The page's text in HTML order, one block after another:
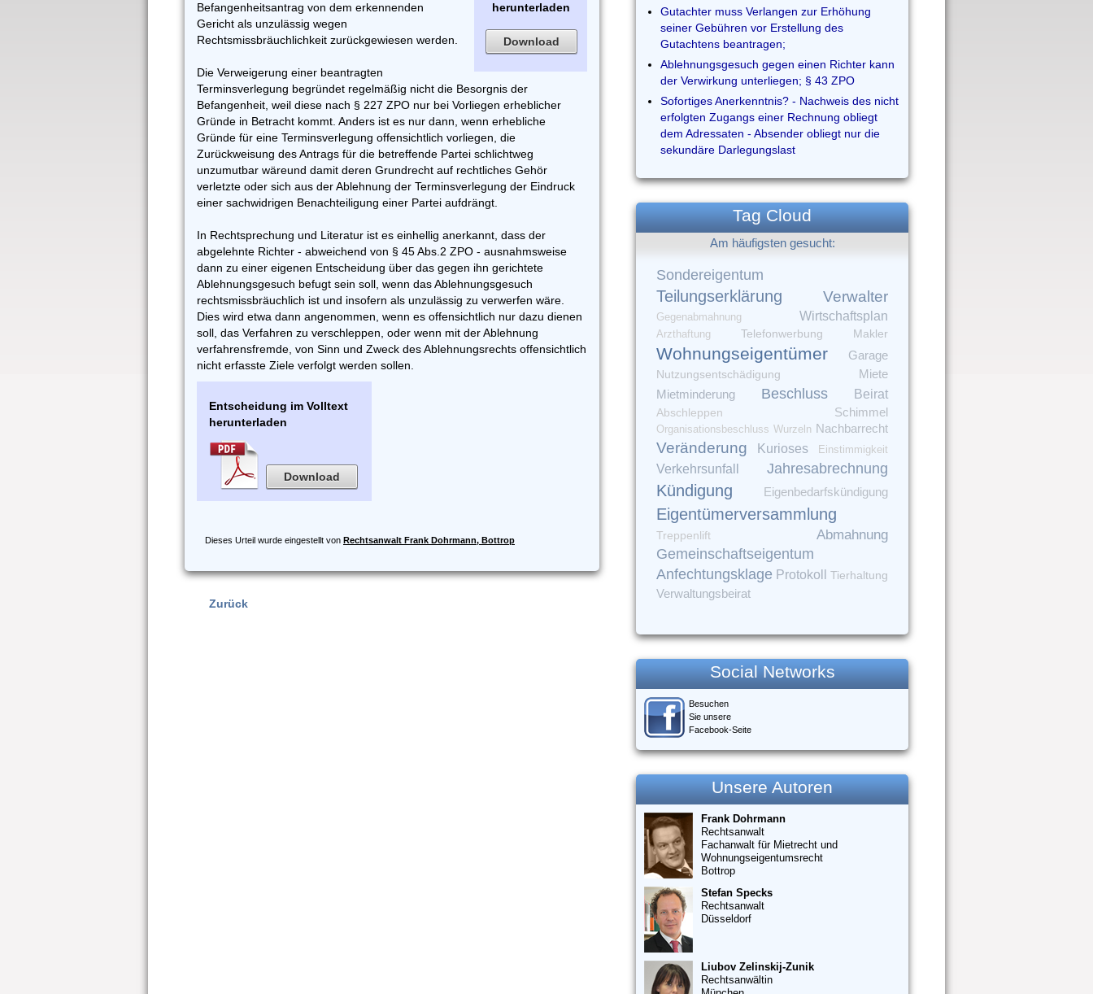
herunterladen
Download
Befangenheitsantrag von dem erkennenden
Gericht als unzulässig wegen
Rechtsmissbräuchlichkeit zurückgewiesen werden.
Die Verweigerung einer beantragten
Terminsverlegung begründet regelmäßig nicht die Besorgnis der
Befangenheit, weil diese nach § 227 ZPO nur bei Vorliegen erheblicher
Gründe in Betracht kommt. Anders ist es nur dann, wenn erhebliche
Gründe für eine Terminsverlegung offensichtlich vorliegen, die
Zurückweisung des Antrags für die betreffende Partei schlichtweg
unzumutbar wäreund damit deren Grundrecht auf rechtliches Gehör
verletzte oder sich aus der Ablehnung der Terminsverlegung der Eindruck
einer sachwidrigen Benachteiligung einer Partei aufdrängt.
In Rechtsprechung und Literatur ist es einhellig anerkannt, dass der
abgelehnte Richter - abweichend von § 45 Abs.2 ZPO - ausnahmsweise
dann zu einer eigenen Entscheidung über das gegen ihn gerichtete
Ablehnungsgesuch befugt sein soll, wenn das Ablehnungsgesuch
rechtsmissbräuchlich ist und insofern als unzulässig zu verwerfen wäre.
Dies wird etwa dann angenommen, wenn es offensichtlich nur dazu dienen
soll, das Verfahren zu verschleppen, oder wenn mit der Ablehnung
verfahrensfremde, von Sinn und Zweck des Ablehnungsrechts offensichtlich
nicht erfasste Ziele verfolgt werden sollen.
Entscheidung im Volltext
herunterladen
Download
Dieses Urteil wurde eingestellt von Rechtsanwalt Frank Dohrmann, Bottrop
Zurück
Gutachter muss Verlangen zur Erhöhung
seiner Gebühren vor Erstellung des
Gutachtens beantragen;
Ablehnungsgesuch gegen einen Richter kann
der Verwirkung unterliegen; § 43 ZPO
Sofortiges Anerkenntnis? - Nachweis des nicht
erfolgten Zugangs einer Rechnung obliegt
dem Adressaten - Absender obliegt nur die
sekundäre Darlegungslast
Tag Cloud
Am häufigsten gesucht:
Sondereigentum
Teilungserklärung Verwalter
Gegenabmahnung Wirtschaftsplan
Arzthaftung Telefonwerbung Makler
Wohnungseigentümer Garage
Nutzungsentschädigung Miete
Mietminderung Beschluss Beirat
Abschleppen Schimmel
Organisationsbeschluss Wurzeln Nachbarrecht
Veränderung Kurioses Einstimmigkeit
Verkehrsunfall Jahresabrechnung
Kündigung Eigenbedarfskündigung
Eigentümerversammlung
Treppenlift Abmahnung
Gemeinschaftseigentum
Anfechtungsklage Protokoll Tierhaltung
Verwaltungsbeirat
Social Networks
Besuchen
Sie unsere
Facebook-Seite
Unsere Autoren
Frank Dohrmann
Rechtsanwalt
Fachanwalt für Mietrecht und
Wohnungseigentumsrecht
Bottrop
Stefan Specks
Rechtsanwalt
Düsseldorf
Liubov Zelinskij-Zunik
Rechtsanwältin